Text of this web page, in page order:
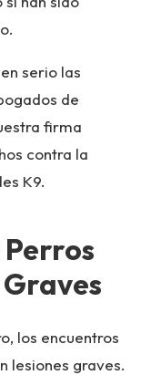
serio las
de
firma
contra la
K9.
Perros
los encuentros
lesiones graves.